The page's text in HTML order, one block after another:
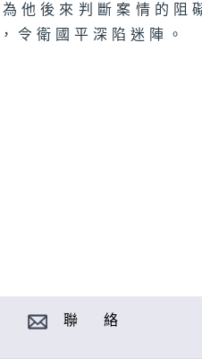
他後來判斷案情的阻
令衛國平深陷迷陣。
聯 絡